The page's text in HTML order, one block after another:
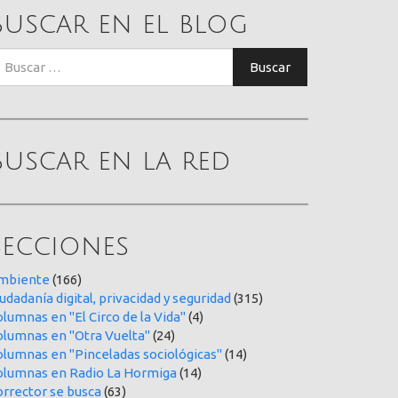
en el blog
Buscar
en la red
(166)
digital, privacidad y seguridad (315)
en "El Circo de la Vida"(4)
en "Otra Vuelta"(24)
en "Pinceladas sociológicas"(14)
en Radio La Hormiga(14)
se busca(63)